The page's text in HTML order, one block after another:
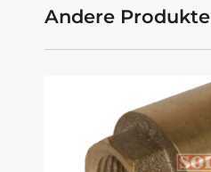
Andere Produkte